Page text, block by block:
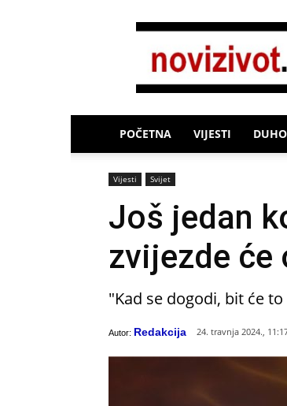
Novi
POČETNA VIJESTI
Vijesti Svijet
Još jedan
zvijezde će
"Kad se dogodi, bit će
Autor: Redakcija 24. travnja 2024.,